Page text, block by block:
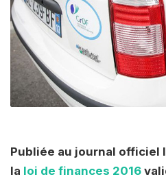
Publiée au journal officiel
la loi de finances 2016